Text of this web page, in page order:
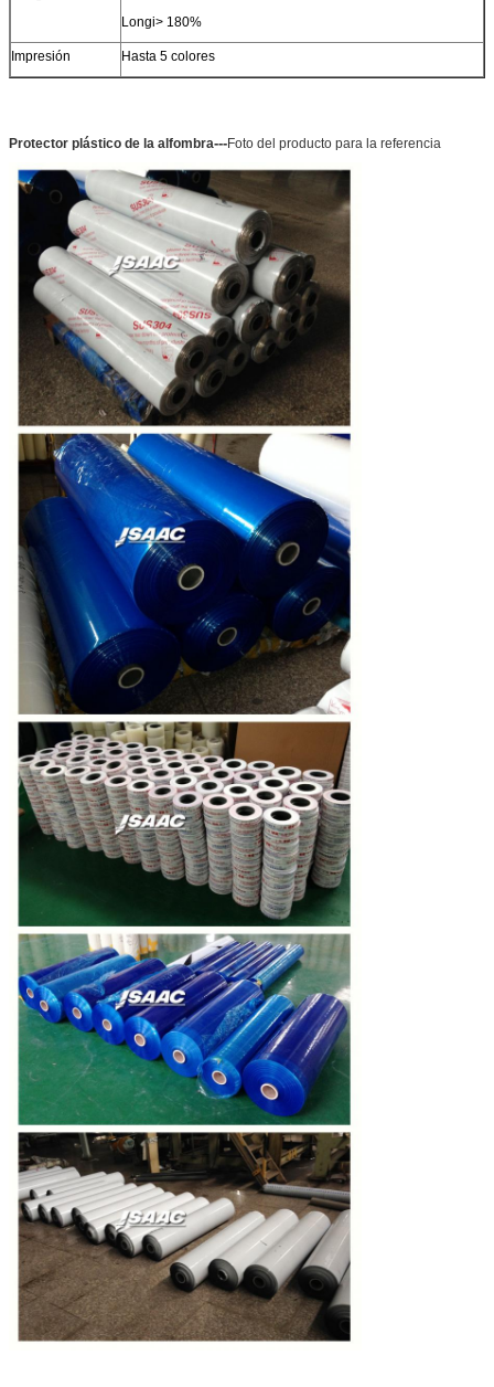
Longi> 180%
Impresión Hasta 5 colores
Protector plástico de la alfombra---Foto del producto para la referencia